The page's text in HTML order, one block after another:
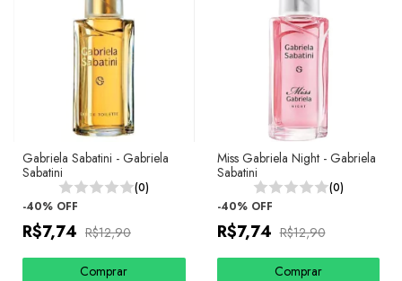
Gabriela Sabatini - Gabriela
Sabatini
(0)
-40% OFF
R$7,74 R$12,90
Comprar
Miss Gabriela Night - Gabriela
Sabatini
(0)
-40% OFF
R$7,74 R$12,90
Comprar